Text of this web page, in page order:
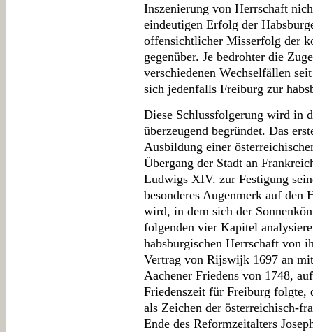
Inszenierung von Herrschaft
eindeutigen Erfolg der
offensichtlicher Misserfolg der
gegenüber. Je bedrohter die
verschiedenen Wechselfällen
sich jedenfalls Freiburg zur
Diese Schlussfolgerung wird in
überzeugend begründet. Das
Ausbildung einer
Übergang der Stadt an
Ludwigs XIV. zur Festigung
besonderes Augenmerk auf den
wird, in dem sich der
folgenden vier Kapitel
habsburgischen Herrschaft von
Vertrag von Rijswijk 1697 an
Aachener Friedens von 1748,
Friedenszeit für Freiburg folgte,
als Zeichen der österreichisch-
Ende des Reformzeitalters